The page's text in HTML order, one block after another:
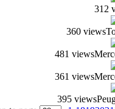
312
360 views
481 views
361 views
395 views